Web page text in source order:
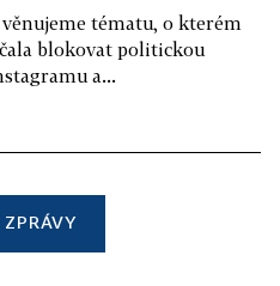
tématu, o kterém
blokovat politickou
a...
ZPRÁVY